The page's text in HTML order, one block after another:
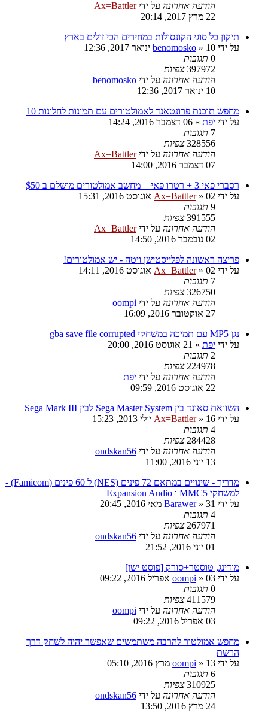
הודעה אחרונה על ידיAx=Battler
22 מרץ 2017, 20:14
תיקון כל סוגי הקונסולות במחירים הכי זולים בארץ
על ידי
benomosko » 10 ינואר 2017, 12:36
0 תגובות
397972 צפיות
הודעה אחרונה על ידי benomosko
10 ינואר 2017, 12:36
מחפש תוכנת פרונטאנד לאמולטורים עם תמונות לחלונות 10
על ידי יפת » 06 דצמבר 2016, 14:24
7 תגובות
328556 צפיות
הודעה אחרונה על ידיAx=Battler
07 דצמבר 2016, 14:00
רסברי פאי 3 + רטרו פאי = מחשב אמולטורים מושלם ב $50
על ידי
Ax=Battler» 02 אוגוסט 2016, 15:31
9 תגובות
391555 צפיות
הודעה אחרונה על ידיAx=Battler
02 נובמבר 2016, 14:50
פריצה ראשונה לפלייסטישן ויטה - יש אמולטורים!
על ידי
Ax=Battler» 02 אוגוסט 2016, 14:11
7 תגובות
326750 צפיות
הודעה אחרונה על ידי oompi
27 אוקטובר 2016, 16:09
נגן MP5 עם תמיכה במשחקי gba save file corrupted
על ידי יפת » 21 אוגוסט 2016, 20:00
2 תגובות
224978 צפיות
הודעה אחרונה על ידי יפת
22 אוגוסט 2016, 09:59
השוואת סאונד בין Sega Master System לבין Sega Mark III
על ידי
Ax=Battler» 16 יולי 2013, 15:23
4 תגובות
284428 צפיות
הודעה אחרונה על ידי ondskan56
13 יוני 2016, 11:00
מדריך - שינויים במתאם 72 פינים (NES) ל 60 פינים (Famicom) -
למשחקי MMC5 ו Expansion Audio
על ידי
Barawer» 31 מאי 2016, 20:45
4 תגובות
267971 צפיות
הודעה אחרונה על ידי ondskan56
01 יוני 2016, 21:52
מודינג, טוסטר+סורק [פוסט ישן]
על ידי
oompi » 03 אפריל 2016, 09:22
0 תגובות
411579 צפיות
הודעה אחרונה על ידי oompi
03 אפריל 2016, 09:22
מחפש אמולטור להרבה משתמשים שאפשר יהיה לשחק דרך
הרשת
על ידי
oompi » 13 מרץ 2016, 05:10
6 תגובות
310925 צפיות
הודעה אחרונה על ידי ondskan56
24 מרץ 2016, 13:50